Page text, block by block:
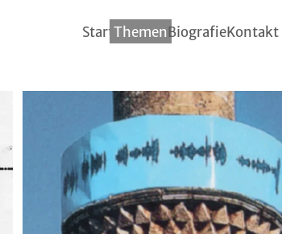
Start ThemenBiografieKontakt
EZAN